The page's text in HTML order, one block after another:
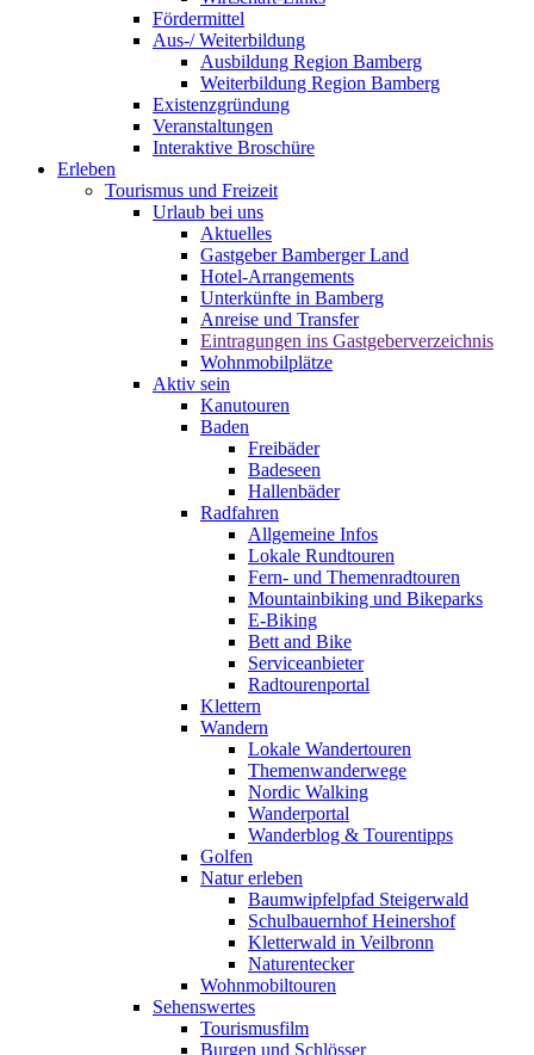
Fördermittel
Aus-/ Weiterbildung
Ausbildung Region Bamberg
Weiterbildung Region Bamberg
Existenzgründung
Veranstaltungen
Interaktive Broschüre
Erleben
Tourismus und Freizeit
Urlaub bei uns
Aktuelles
Gastgeber Bamberger Land
Hotel-Arrangements
Unterkünfte in Bamberg
Anreise und Transfer
Eintragungen ins Gastgeberverzeichnis
Wohnmobilplätze
Aktiv sein
Kanutouren
Baden
Freibäder
Badeseen
Hallenbäder
Radfahren
Allgemeine Infos
Lokale Rundtouren
Fern- und Themenradtouren
Mountainbiking und Bikeparks
E-Biking
Bett and Bike
Serviceanbieter
Radtourenportal
Klettern
Wandern
Lokale Wandertouren
Themenwanderwege
Nordic Walking
Wanderportal
Wanderblog & Tourentipps
Golfen
Natur erleben
Baumwipfelpfad Steigerwald
Schulbauernhof Heinershof
Kletterwald in Veilbronn
Naturentecker
Wohnmobiltouren
Sehenswertes
Tourismusfilm
Burgen und Schlösser